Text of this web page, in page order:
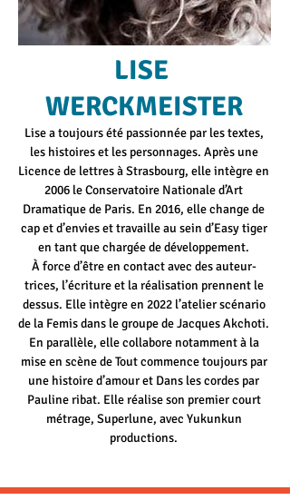
LISE
WERCKMEISTER
Lise a toujours été passionnée par les textes,
les histoires et les personnages. Après une
Licence de lettres à Strasbourg, elle intègre en
2006 le Conservatoire Nationale d’Art
Dramatique de Paris. En 2016, elle change de
cap et d’envies et travaille au sein d’Easy tiger
en tant que chargée de développement.
À force d’être en contact avec des auteur-
trices, l’écriture et la réalisation prennent le
dessus. Elle intègre en 2022 l’atelier scénario
de la Femis dans le groupe de Jacques Akchoti.
En parallèle, elle collabore notamment à la
mise en scène de Tout commence toujours par
une histoire d’amour et Dans les cordes par
Pauline ribat. Elle réalise son premier court
métrage, Superlune, avec Yukunkun
productions.